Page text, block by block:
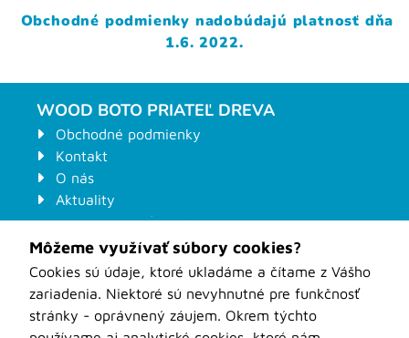
Obchodné podmienky nadobúdajú platnosť dňa
1.6. 2022.
WOOD BOTO PRIATEĽ DREVA
Obchodné podmienky
Kontakt
O nás
Aktuality
Prepravné podmienky
Ochrana osobných údajov
Kontaktný formulár na stroje
Odstúpenie od zmluvy
Formuláre pre zákazkové nástroje
WOOD-BOTO Nové Zámky
Môžeme využívať súbory cookies?
Cookies sú údaje, ktoré ukladáme a čítame z Vášho
zariadenia. Niektoré sú nevyhnutné pre funkčnosť
stránky - oprávnený záujem. Okrem týchto